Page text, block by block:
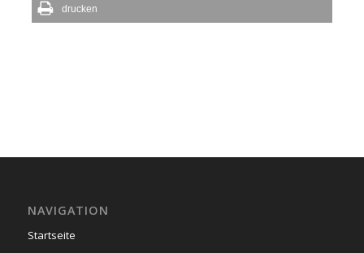
drucken
NAVIGATION
Startseite